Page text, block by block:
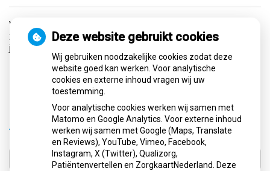
Vanaf 1 maart kun je weer belastingaangifte doen. Heb je in
2025 (mond)zorgkosten gemaakt die niet vergoed zijn door
je zorgverzekering? Check dan of deze aftrekbaar zijn.
Lees het hele artikel op: allesoverhetgebit.nl
Publicatiedatum:01-03-2026
Terug naar overzicht
Deze website gebruikt cookies
Wij gebruiken noodzakelijke cookies zodat deze
website goed kan werken. Voor analytische
cookies en externe inhoud vragen wij uw
toestemming.
Voor analytische cookies werken wij samen met
Matomo en Google Analytics. Voor externe inhoud
werken wij samen met Google (Maps, Translate
en Reviews), YouTube, Vimeo, Facebook,
Instagram, X (Twitter), Qualizorg,
Patiëntenvertellen en ZorgkaartNederland. Deze